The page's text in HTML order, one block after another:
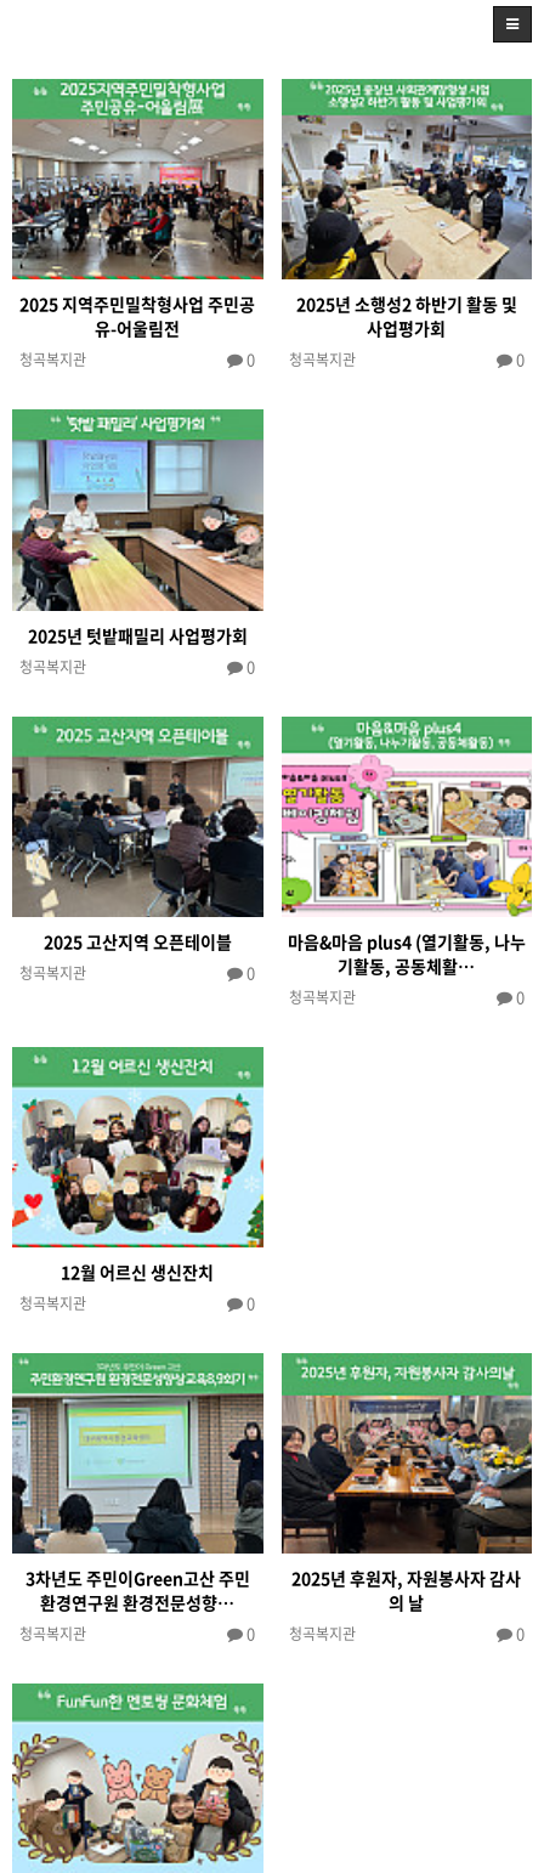
2025 지역주민밀착형사업 주민공
유-어울림전
청곡복지관 0
2025년 소행성2 하반기 활동 및
사업평가회
청곡복지관 0
2025년 텃밭패밀리 사업평가회
청곡복지관 0
2025 고산지역 오픈테이블
청곡복지관 0
마음&마음 plus4 (열기활동, 나누
기활동, 공동체활…
청곡복지관 0
12월 어르신 생신잔치
청곡복지관 0
3차년도 주민이Green고산 주민
환경연구원 환경전문성향…
청곡복지관 0
2025년 후원자, 자원봉사자 감사
의 날
청곡복지관 0